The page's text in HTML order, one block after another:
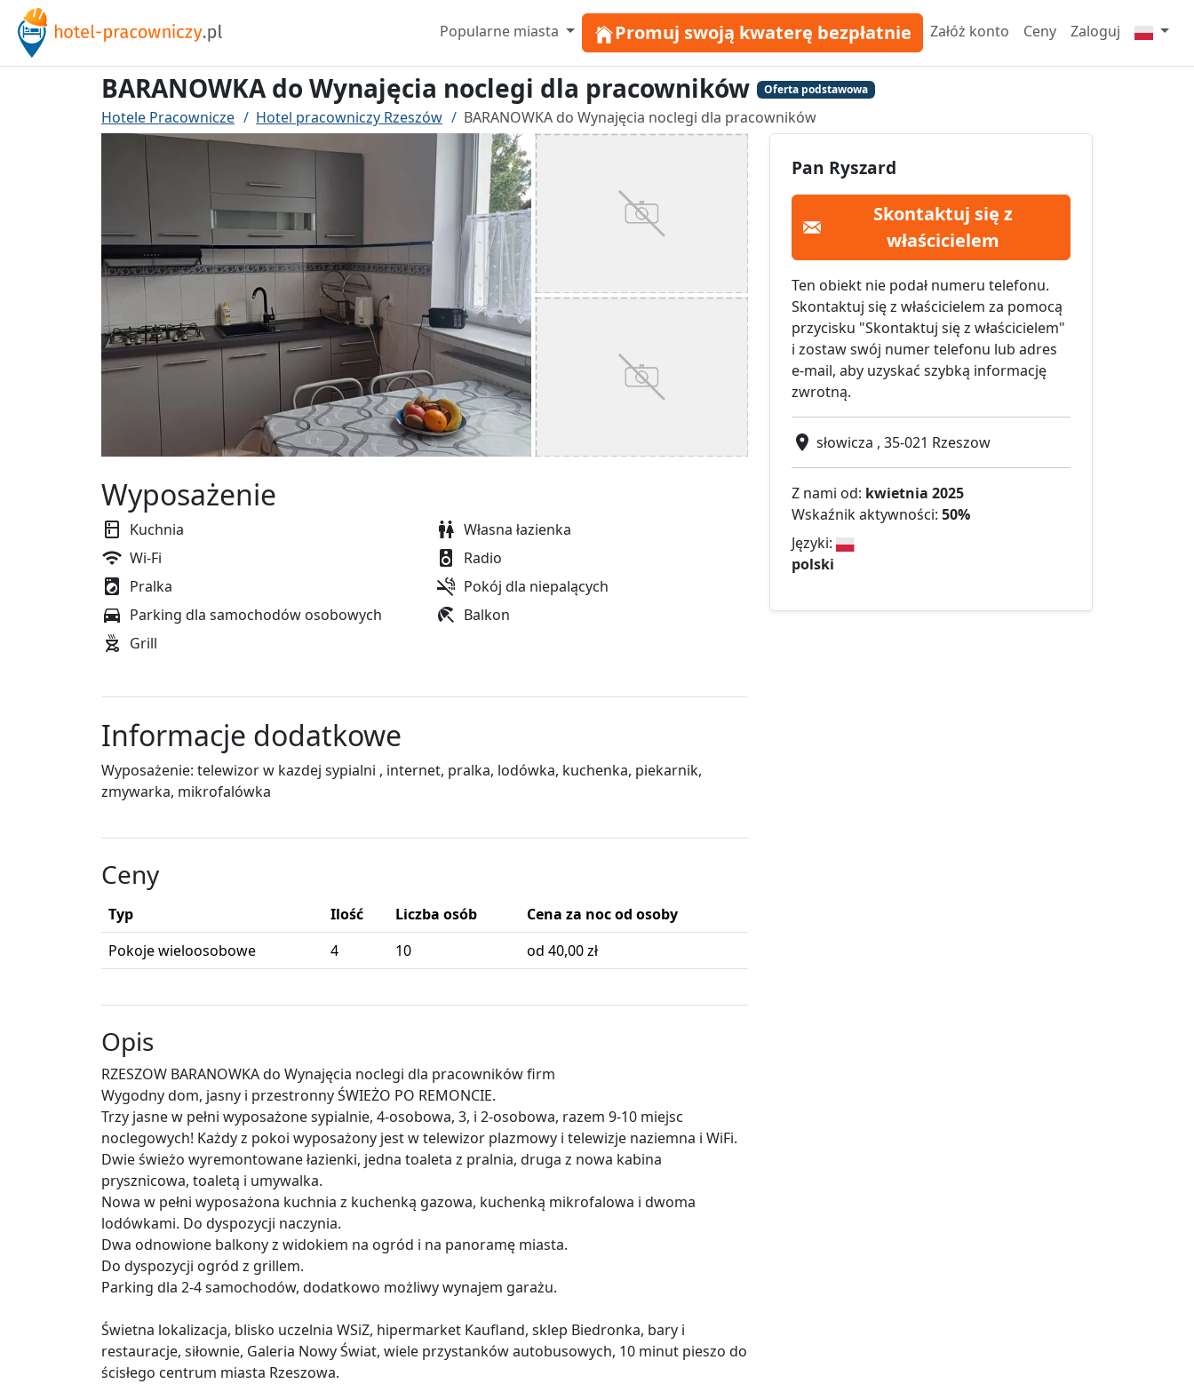
Popularne miasta Promuj swoją kwaterę bezpłatnie Załóż konto Ceny Zaloguj
BARANOWKA do Wynajęcia noclegi dla pracowników Oferta podstawowa
Hotele Pracownicze Hotel pracowniczy Rzeszów BARANOWKA do Wynajęcia noclegi dla pracowników
Pan Ryszard
Skontaktuj się z
właścicielem
Ten obiekt nie podał numeru telefonu.
Skontaktuj się z właścicielem za pomocą
przycisku "Skontaktuj się z właścicielem"
i zostaw swój numer telefonu lub adres
e-mail, aby uzyskać szybką informację
zwrotną.
słowicza , 35-021 Rzeszow
Z nami od: kwietnia 2025
Wskaźnik aktywności: 50%
Języki:
polski
Wyposażenie
Kuchnia
Własna łazienka
Wi-Fi
Radio
Pralka
Pokój dla niepalących
Parking dla samochodów osobowych
Balkon
Grill
Informacje dodatkowe
Wyposażenie: telewizor w kazdej sypialni , internet, pralka, lodówka, kuchenka, piekarnik,
zmywarka, mikrofalówka
Ceny
Typ Ilość Liczba osób
Cena za noc od osoby
Pokoje wieloosobowe
4 10 od 40,00 zł
Opis
RZESZOW BARANOWKA do Wynajęcia noclegi dla pracowników firm
Wygodny dom, jasny i przestronny ŚWIEŻO PO REMONCIE.
Trzy jasne w pełni wyposażone sypialnie, 4-osobowa, 3, i 2-osobowa, razem 9-10 miejsc
noclegowych! Każdy z pokoi wyposażony jest w telewizor plazmowy i telewizje naziemna i WiFi.
Dwie świeżo wyremontowane łazienki, jedna toaleta z pralnia, druga z nowa kabina
prysznicowa, toaletą i umywalka.
Nowa w pełni wyposażona kuchnia z kuchenką gazowa, kuchenką mikrofalowa i dwoma
lodówkami. Do dyspozycji naczynia.
Dwa odnowione balkony z widokiem na ogród i na panoramę miasta.
Do dyspozycji ogród z grillem.
Parking dla 2-4 samochodów, dodatkowo możliwy wynajem garażu.
Świetna lokalizacja, blisko uczelnia WSiZ, hipermarket Kaufland, sklep Biedronka, bary i
restauracje, siłownie, Galeria Nowy Świat, wiele przystanków autobusowych, 10 minut pieszo do
ścisłego centrum miasta Rzeszowa.